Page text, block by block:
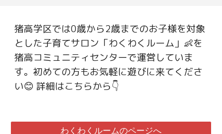
猪高学区では0歳から2歳までのお子様を対象
とした子育てサロン「わくわくルーム」👶を
猪高コミュニティセンターで運営していま
す。初めての方もお気軽に遊びに来てくださ
い😊 詳細はこちらから👇
わくわくルームのページへ